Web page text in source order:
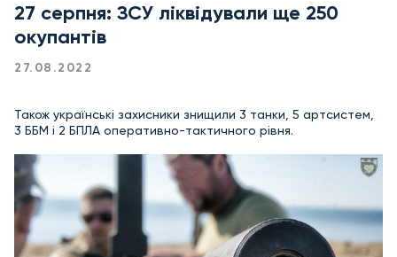
27 серпня: ЗСУ ліквідували ще 250
окупантів
27.08.2022
Також українські захисники знищили 3 танки, 5 артсистем,
3 ББМ і 2 БПЛА оперативно-тактичного рівня.